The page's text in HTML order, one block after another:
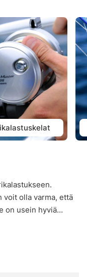
voit olla varma, että
on usein hyviä